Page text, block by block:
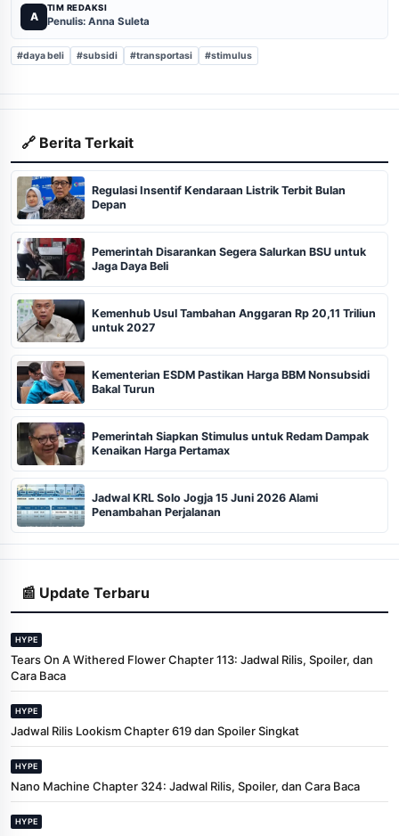
A
TIM REDAKSI
Penulis: Anna Suleta
#daya beli #subsidi #transportasi #stimulus
🔗 Berita Terkait
Regulasi Insentif Kendaraan Listrik Terbit Bulan
Depan
Pemerintah Disarankan Segera Salurkan BSU untuk
Jaga Daya Beli
Kemenhub Usul Tambahan Anggaran Rp 20,11 Triliun
untuk 2027
Kementerian ESDM Pastikan Harga BBM Nonsubsidi
Bakal Turun
Pemerintah Siapkan Stimulus untuk Redam Dampak
Kenaikan Harga Pertamax
Jadwal KRL Solo Jogja 15 Juni 2026 Alami
Penambahan Perjalanan
📰 Update Terbaru
HYPE
Tears On A Withered Flower Chapter 113: Jadwal Rilis, Spoiler, dan
Cara Baca
HYPE
Jadwal Rilis Lookism Chapter 619 dan Spoiler Singkat
HYPE
Nano Machine Chapter 324: Jadwal Rilis, Spoiler, dan Cara Baca
HYPE